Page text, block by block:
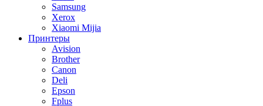
Samsung
Xerox
Xiaomi Mijia
Принтеры
Avision
Brother
Canon
Deli
Epson
Fplus